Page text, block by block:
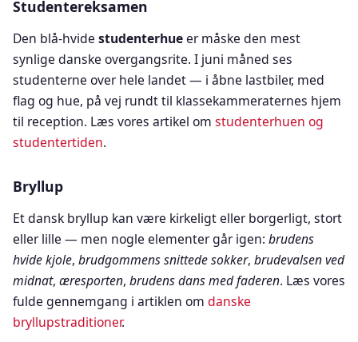
Studentereksamen
Den blå-hvide studenterhueer måske den mest
synlige danske overgangsrite. I juni måned ses
studenterne over hele landet — i åbne lastbiler, med
flag og hue, på vej rundt til klassekammeraternes hjem
til reception. Læs vores artikel om studenterhuen og
studentertiden.
Bryllup
Et dansk bryllup kan være kirkeligt eller borgerligt, stort
eller lille — men nogle elementer går igen: brudens
hvide kjole, brudgommens snittede sokker, brudevalsen ved
midnat, æresporten, brudens dans med faderen. Læs vores
fulde gennemgang i artiklen om danske
bryllupstraditioner.